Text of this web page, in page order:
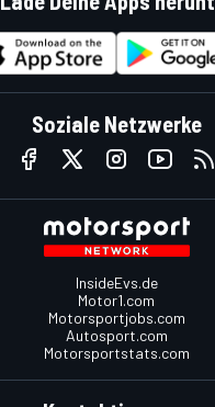
Soziale Netzwerke
InsideEvs.de
Motor1.com
Motorsportjobs.com
Autosport.com
Motorsportstats.com